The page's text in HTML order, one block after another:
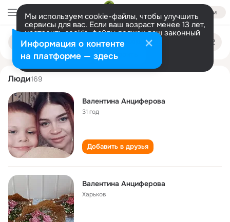
Войти
Мы используем cookie-файлы, чтобы улучшить
сервисы для вас. Если ваш возраст менее 13 лет,
настроить cookie-файлы должен ваш законный
представитель. Больше информации
Разрешить все Настроить
Поиск
людям
valentina antsiferova
Люди169
Валентина Анциферова
31 год
Добавить в друзья
Валентина Анциферова
Харьков
Информация о контенте
на платформе — здесь